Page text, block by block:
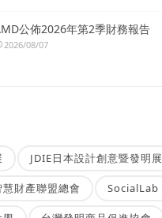
公佈2026年第2季財務報告
2026/08/07
JDIE日本設計創意暨發明展
財產聯盟總會 SocialLab